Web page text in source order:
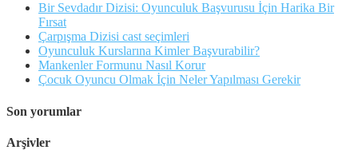
Bir Sevdadır Dizisi: Oyunculuk Başvurusu İçin Harika Bir
Fırsat
Çarpışma Dizisi cast seçimleri
Oyunculuk Kurslarına Kimler Başvurabilir?
Mankenler Formunu Nasıl Korur
Çocuk Oyuncu Olmak İçin Neler Yapılması Gerekir
Son yorumlar
Arşivler